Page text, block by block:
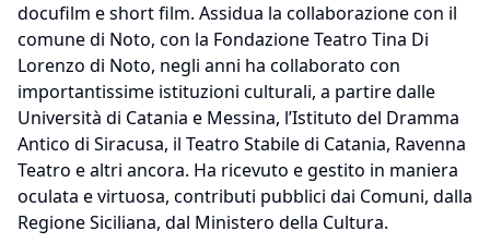
docufilm e short film. Assidua la collaborazione con il
comune di Noto, con la Fondazione Teatro Tina Di
Lorenzo di Noto, negli anni ha collaborato con
importantissime istituzioni culturali, a partire dalle
Università di Catania e Messina, l’Istituto del Dramma
Antico di Siracusa, il Teatro Stabile di Catania, Ravenna
Teatro e altri ancora. Ha ricevuto e gestito in maniera
oculata e virtuosa, contributi pubblici dai Comuni, dalla
Regione Siciliana, dal Ministero della Cultura.